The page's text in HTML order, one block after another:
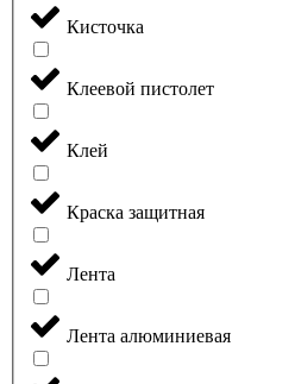
Кисточка
Клеевой пистолет
Клей
Краска защитная
Лента
Лента алюминиевая